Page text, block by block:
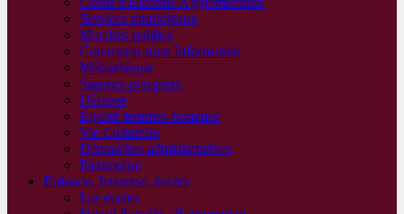
Services municipaux
Marchés publics
Communication Information
Médiathèque
Sapeurs-pompiers
Défense
Égalité femmes-hommes
Vie Culturelle
Démarches administratives
Patrimoine
Enfance, Jeunesse, écoles
Les écoles